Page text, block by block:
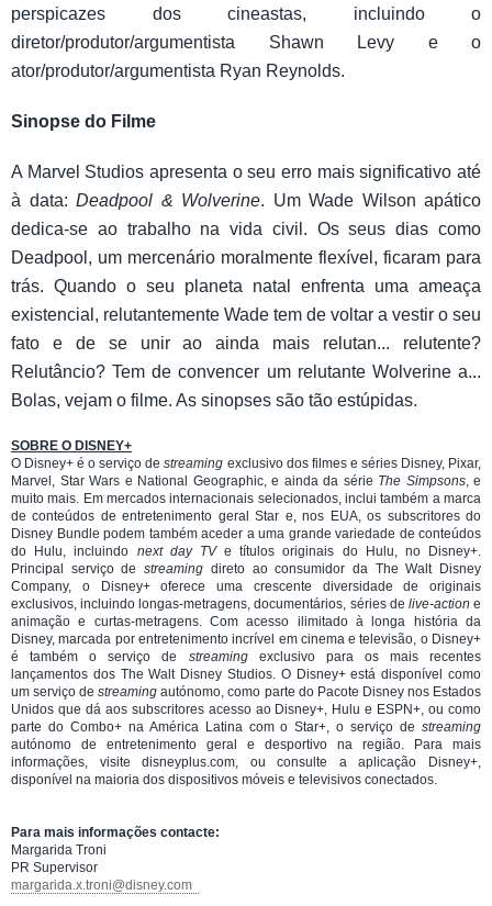
perspicazes dos cineastas, incluindo o
diretor/produtor/argumentista Shawn Levy e o
ator/produtor/argumentista Ryan Reynolds.
Sinopse do Filme
A Marvel Studios apresenta o seu erro mais significativo até
à data: Deadpool & Wolverine. Um Wade Wilson apático
dedica-se ao trabalho na vida civil. Os seus dias como
Deadpool, um mercenário moralmente flexível, ficaram para
trás. Quando o seu planeta natal enfrenta uma ameaça
existencial, relutantemente Wade tem de voltar a vestir o seu
fato e de se unir ao ainda mais relutan... relutente?
Relutâncio? Tem de convencer um relutante Wolverine a...
Bolas, vejam o filme. As sinopses são tão estúpidas.
SOBRE O DISNEY+
O Disney+ é o serviço destreaming exclusivo dos filmes e séries Disney, Pixar,
Marvel, Star Wars e National Geographic, e ainda da série The Simpsons, e
muito mais. Em mercados internacionais selecionados, inclui também a marca
de conteúdos de entretenimento geral Star e, nos EUA, os subscritores do
Disney Bundle podem também aceder a uma grande variedade de conteúdos
do Hulu, incluindo next day TVe títulos originais do Hulu, no Disney+.
Principal serviço destreaming direto ao consumidor da The Walt Disney
Company, o Disney+ oferece uma crescente diversidade de originais
exclusivos, incluindo longas-metragens, documentários, séries de live-action e
animação e curtas-metragens. Com acesso ilimitado à longa história da
Disney, marcada por entretenimento incrível em cinema e televisão, o Disney+
é também o serviço de streaming exclusivo para os mais recentes
lançamentos dos The Walt Disney Studios. O Disney+ está disponível como
um serviço destreamingautónomo, como parte do Pacote Disney nos Estados
Unidos que dá aos subscritores acesso ao Disney+, Hulu e ESPN+, ou como
parte do Combo+ na América Latina com o Star+, o serviço de streaming
autónomo de entretenimento geral e desportivo na região. Para mais
informações, visite disneyplus.com, ou consulte a aplicação Disney+,
disponível na maioria dos dispositivos móveis e televisivos conectados.
Para mais informações contacte:
Margarida Troni
PR Supervisor
margarida.x.troni@disney.com